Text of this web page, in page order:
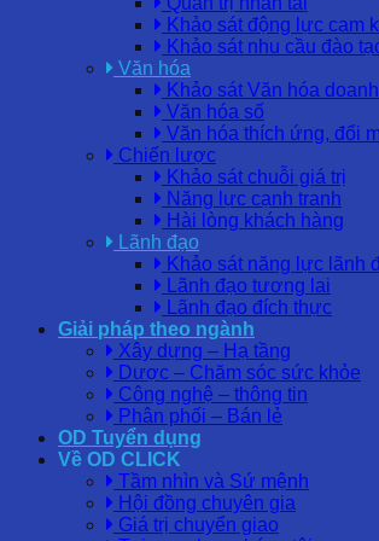
Khảo sát động lực cam
Khảo sát nhu cầu đào
Văn hóa
Khảo sát Văn hóa
Văn hóa số
Văn hóa thích ứng, đổi
Chiến lược
Khảo sát chuỗi giá trị
Năng lực cạnh tranh
Hài lòng khách hàng
Lãnh đạo
Khảo sát năng lực lãnh
Lãnh đạo tương lai
Lãnh đạo đích thực
Giải pháp theo ngành
Xây dựng – Hạ tầng
Dược – Chăm sóc sức khỏe
Công nghệ – thông tin
Phân phối – Bán lẻ
OD Tuyển dụng
Về OD CLICK
Tầm nhìn và Sứ mệnh
Hội đồng chuyên gia
Giá trị chuyển giao